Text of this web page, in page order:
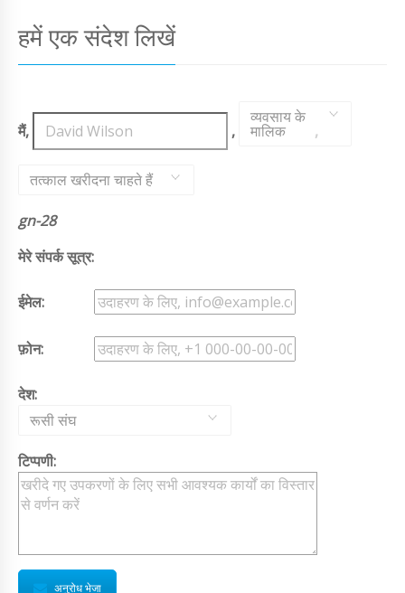
हमें एक संदेश लिखें
मैं, ,
व्यवसाय के
मालिक ,
तत्काल खरीदना चाहते हैं
gn-28
मेरे संपर्क सूत्र:
ईमेल:
फ़ोन:
देश:
रूसी संघ
टिप्पणी:
अनुरोध भेजा